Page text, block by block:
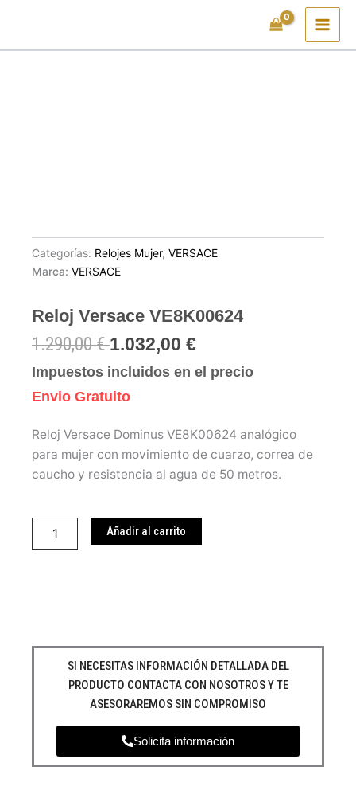
contenido
Categorías: Relojes Mujer, VERSACE
Marca: VERSACE
Reloj Versace VE8K00624
1.290,00€ 1.032,00 €
Impuestos incluidos en el precio
Envio Gratuito
Reloj Versace Dominus VE8K00624 analógico
para mujer con movimiento de cuarzo, correa de
caucho y resistencia al agua de 50 metros.
Versace
VE8K00624
Añadir al carrito
SI NECESITAS INFORMACIÓN DETALLADA DEL
PRODUCTO CONTACTA CON NOSOTROS Y TE
ASESORAREMOS SIN COMPROMISO
Solicita información